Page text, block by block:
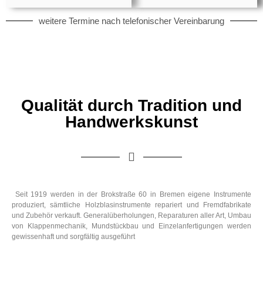
weitere Termine nach telefonischer Vereinbarung
Qualität durch Tradition und
Handwerkskunst
Seit 1919 werden in der Brokstraße 60 in Bremen eigene Instrumente
produziert, sämtliche Holzblasinstrumente repariert und Fremdfabrikate
und Zubehör verkauft. Generalüberholungen, Reparaturen aller Art, Umbau
von Klappenmechanik, Mundstückbau und Einzelanfertigungen werden
gewissenhaft und sorgfältig ausgeführt